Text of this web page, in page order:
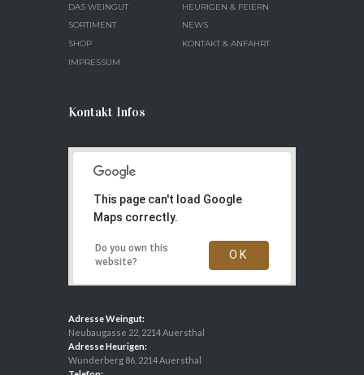
DAS WEINGUT
HEURIGEN & FEIERN
SORTIMENT
NEWS
SHOP
KONTAKT & ANFAHRT
IMPRESSUM
Kontakt Infos
This page can't load Google
Maps correctly.
Do you own this
website?
OK
Adresse Weingut:
Neubaugasse 22, 2214 Auersthal
Adresse Heurigen:
Wunderberg 86, 2214 Auersthal